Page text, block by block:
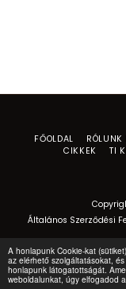
A honlapunk Cookie-kat
az elérhető szolgáltatásokat,
honlapunk látogatottságát.
weboldalunkat, úgy elfogadod
Általános Szerződési
FŐOLDAL RÓLUNK
CIKKEK
TI